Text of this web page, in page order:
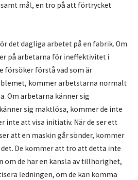
mål, en tro på att förtrycket
det dagliga arbetet på en fabrik. Om
på arbetarna för ineffektivitet i
försöker förstå vad som är
kommer arbetstarna normalt
Om arbetarna känner sig
sig maktlösa, kommer de inte
inte att visa initiativ. När de ser ett
att en maskin går sönder, kommer
De kommer att tro att detta inte
om de har en känsla av tillhörighet,
ledningen, om de kan komma